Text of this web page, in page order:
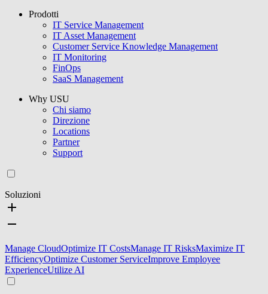
Prodotti
IT Service Management
IT Asset Management
Customer Service Knowledge Management
IT Monitoring
FinOps
SaaS Management
Why USU
Chi siamo
Direzione
Locations
Partner
Support
Soluzioni
Manage CloudOptimize IT CostsManage IT RisksMaximize IT
EfficiencyOptimize Customer ServiceImprove Employee
ExperienceUtilize AI